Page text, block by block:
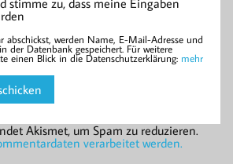
abschickst, werden Name, E-Mail-Adresse und
der Datenbank gespeichert. Für weitere
einen Blick in die Datenschutzerklärung: mehr
Akismet, um Spam zu reduzieren.
verarbeitet werden.